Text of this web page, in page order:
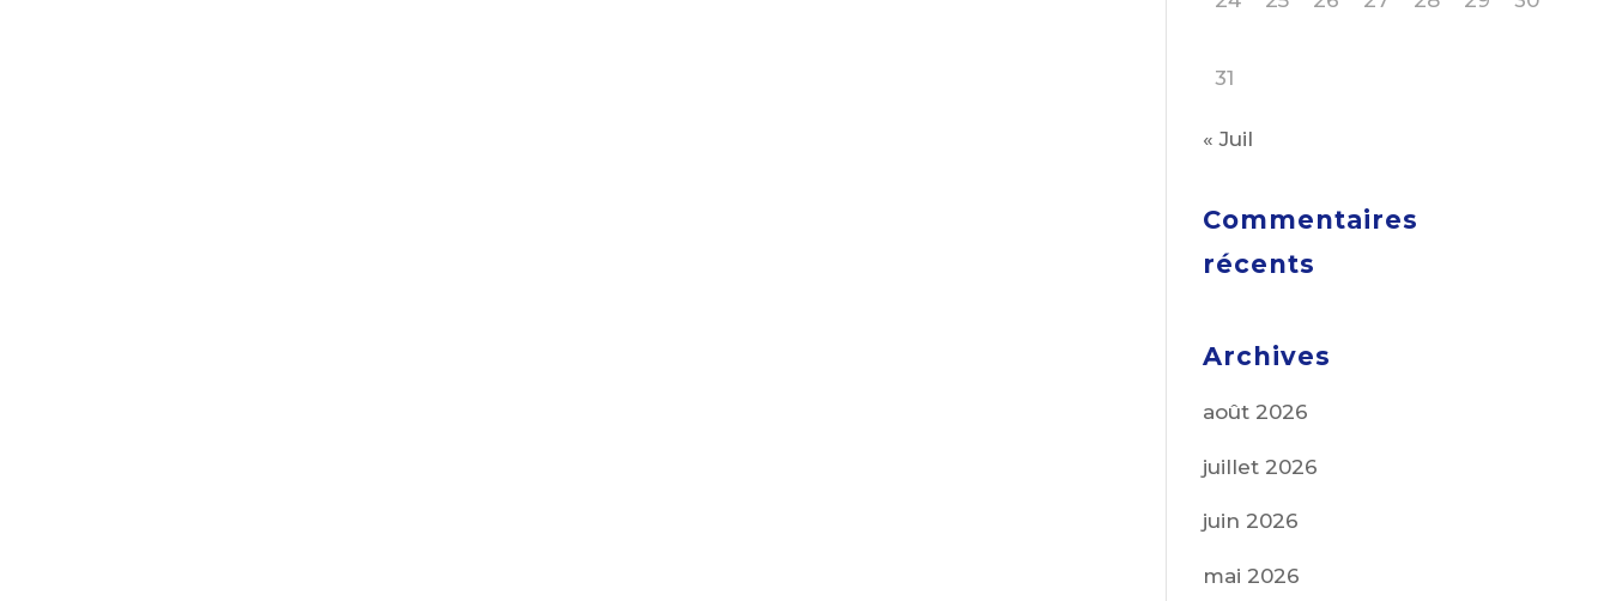
31
« Juil
Commentaires
récents
Archives
août 2026
juillet 2026
juin 2026
mai 2026